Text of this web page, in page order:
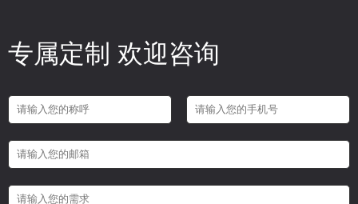
专属定制 欢迎咨询